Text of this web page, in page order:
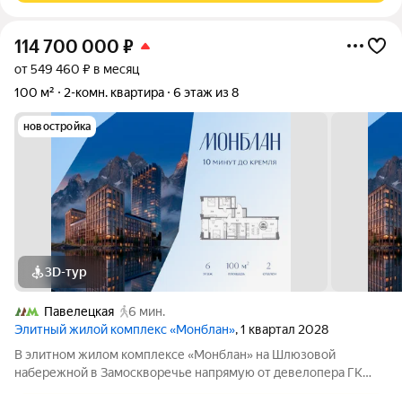
114 700 000 ₽
от 549 460 ₽ в месяц
100 м²
2-комн. квартира 6 этаж из 8
новостройка
3D-тур
Павелецкая
6 мин.
Элитный жилой комплекс «Монблан», 1 квартал 2028
В элитном жилом комплексе «Монблан» на Шлюзовой
набережной в Замоскворечье напрямую от девелопера ГК